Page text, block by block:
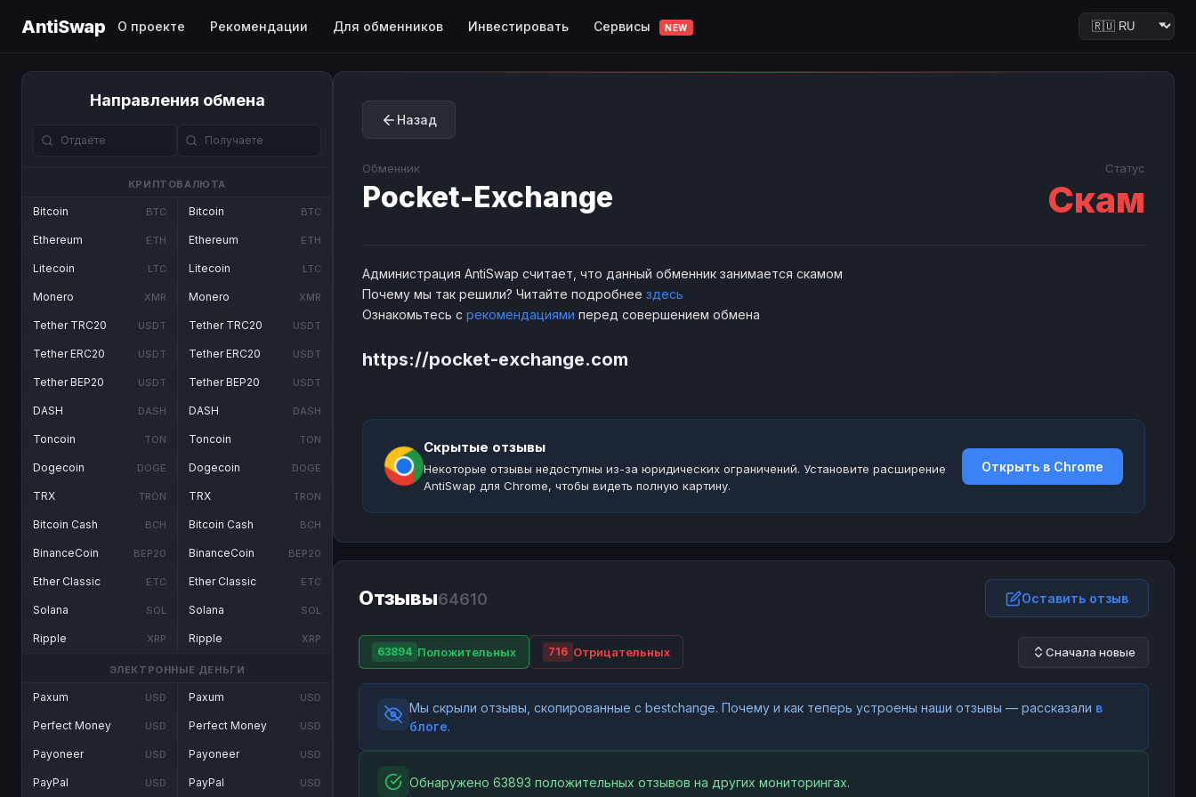
AntiSwap О проекте Рекомендации Для обменников Инвестировать Сервисы NEW
Направления обмена
КРИПТОВАЛЮТА
Bitcoin BTC
Ethereum ETH
Litecoin LTC
Monero XMR
Tether TRC20 USDT
Tether ERC20 USDT
Tether BEP20 USDT
DASH DASH
Toncoin TON
Dogecoin DOGE
TRX TRON
Bitcoin Cash BCH
BinanceCoin BEP20
Ether Classic ETC
Solana SOL
Ripple XRP
Bitcoin BTC
Ethereum ETH
Litecoin LTC
Monero XMR
Tether TRC20 USDT
Tether ERC20 USDT
Tether BEP20 USDT
DASH DASH
Toncoin TON
Dogecoin DOGE
TRX TRON
Bitcoin Cash BCH
BinanceCoin BEP20
Ether Classic ETC
Solana SOL
Ripple XRP
ЭЛЕКТРОННЫЕ ДЕНЬГИ
Paxum USD
Perfect Money USD
Payoneer USD
PayPal USD
Paxum USD
Perfect Money USD
Payoneer USD
PayPal USD
Назад
Обменник
Pocket-Exchange
Статус
Скам
Администрация AntiSwap считает, что данный обменник занимается скамом
Почему мы так решили? Читайте подробнее здесь
Ознакомьтесь с рекомендациями перед совершением обмена
https://pocket-exchange.com
Скрытые отзывы
Некоторые отзывы недоступны из-за юридических ограничений. Установите расширение
AntiSwap для Chrome, чтобы видеть полную картину.
Открыть в Chrome
Отзывы64610 Оставить отзыв
63894 Положительных 716 Отрицательных Сначала новые
Мы скрыли отзывы, скопированные с bestchange. Почему и как теперь устроены наши отзывы — рассказали в
блоге.
Обнаружено 63893 положительных отзывов на других мониторингах.